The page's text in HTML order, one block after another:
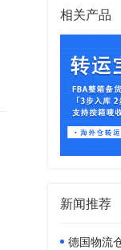
相关产品
新闻推荐
德国物流